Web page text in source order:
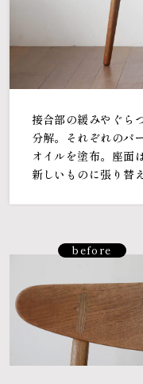
接合部の緩みやぐら
分解。それぞれのパ
オイルを塗布。座面
新しいものに張り替
before